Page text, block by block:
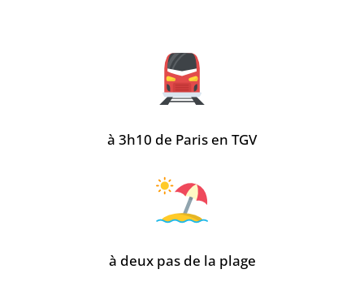
à 3h10 de Paris en TGV
à deux pas de la plage